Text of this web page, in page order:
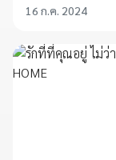
16 ก.ค. 2024